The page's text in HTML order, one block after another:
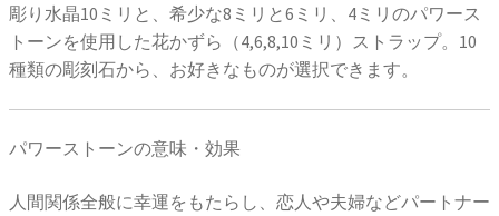
彫り水晶10ミリと、希少な8ミリと6ミリ、4ミリのパワース
トーンを使用した花かずら（4,6,8,10ミリ）ストラップ。10
種類の彫刻石から、お好きなものが選択できます。
パワーストーンの意味・効果
人間関係全般に幸運をもたらし、恋人や夫婦などパートナー